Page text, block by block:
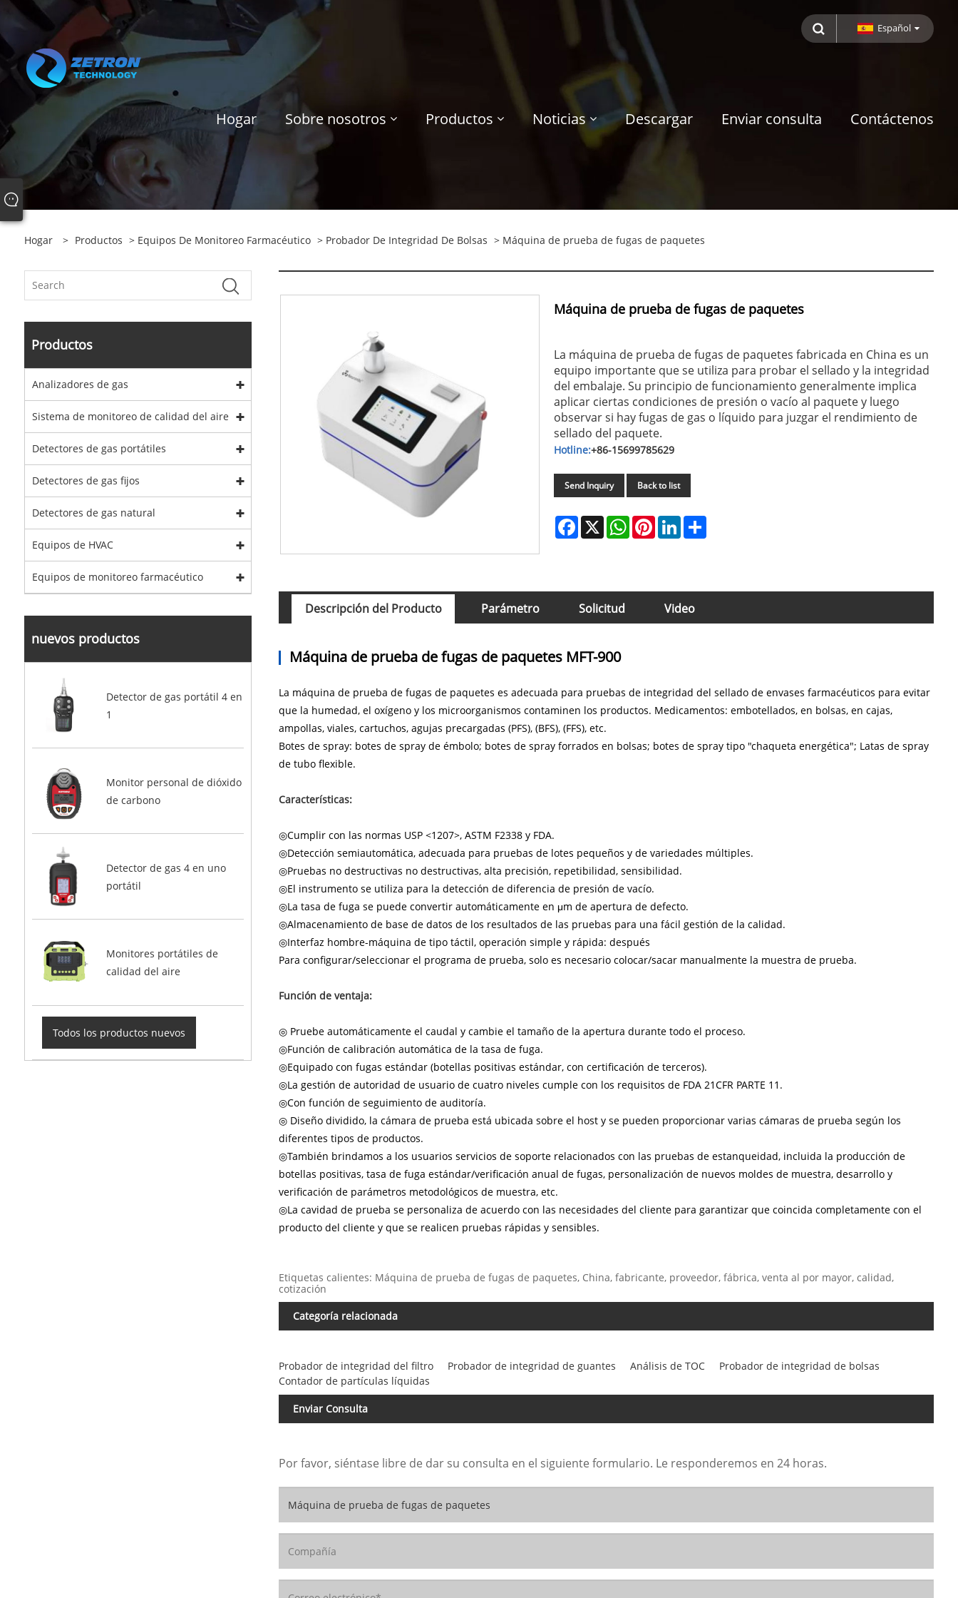
Español
Hogar Sobre nosotros Productos Noticias Descargar Enviar consulta Contáctenos
Hogar > Productos > Equipos De Monitoreo Farmacéutico > Probador De Integridad De Bolsas > Máquina de prueba de fugas de paquetes
Productos
Analizadores de gas
Sistema de monitoreo de calidad del aire
Detectores de gas portátiles
Detectores de gas fijos
Detectores de gas natural
Equipos de HVAC
Equipos de monitoreo farmacéutico
nuevos productos
Detector de gas portátil 4 en
1
Monitor personal de dióxido
de carbono
Detector de gas 4 en uno
portátil
Monitores portátiles de
calidad del aire
Todos los productos nuevos
Máquina de prueba de fugas de paquetes
La máquina de prueba de fugas de paquetes fabricada en China es un
equipo importante que se utiliza para probar el sellado y la integridad
del embalaje. Su principio de funcionamiento generalmente implica
aplicar ciertas condiciones de presión o vacío al paquete y luego
observar si hay fugas de gas o líquido para juzgar el rendimiento de
sellado del paquete.
Hotline:+86-15699785629
Send Inquiry Back to list
Facebook
X WhatsApp
PinterestLinkedIn
Descripción del Producto Parámetro Solicitud Video
Máquina de prueba de fugas de paquetes MFT-900
La máquina de prueba de fugas de paquetes es adecuada para pruebas de integridad del sellado de envases farmacéuticos para evitar
que la humedad, el oxígeno y los microorganismos contaminen los productos. Medicamentos: embotellados, en bolsas, en cajas,
ampollas, viales, cartuchos, agujas precargadas (PFS), (BFS), (FFS), etc.
Botes de spray: botes de spray de émbolo; botes de spray forrados en bolsas; botes de spray tipo "chaqueta energética"; Latas de spray
de tubo flexible.
Características:
◎Cumplir con las normas USP <1207>, ASTM F2338 y FDA.
◎Detección semiautomática, adecuada para pruebas de lotes pequeños y de variedades múltiples.
◎Pruebas no destructivas no destructivas, alta precisión, repetibilidad, sensibilidad.
◎El instrumento se utiliza para la detección de diferencia de presión de vacío.
◎La tasa de fuga se puede convertir automáticamente en μm de apertura de defecto.
◎Almacenamiento de base de datos de los resultados de las pruebas para una fácil gestión de la calidad.
◎Interfaz hombre-máquina de tipo táctil, operación simple y rápida: después
Para configurar/seleccionar el programa de prueba, solo es necesario colocar/sacar manualmente la muestra de prueba.
Función de ventaja:
◎ Pruebe automáticamente el caudal y cambie el tamaño de la apertura durante todo el proceso.
◎Función de calibración automática de la tasa de fuga.
◎Equipado con fugas estándar (botellas positivas estándar, con certificación de terceros).
◎La gestión de autoridad de usuario de cuatro niveles cumple con los requisitos de FDA 21CFR PARTE 11.
◎Con función de seguimiento de auditoría.
◎ Diseño dividido, la cámara de prueba está ubicada sobre el host y se pueden proporcionar varias cámaras de prueba según los
diferentes tipos de productos.
◎También brindamos a los usuarios servicios de soporte relacionados con las pruebas de estanqueidad, incluida la producción de
botellas positivas, tasa de fuga estándar/verificación anual de fugas, personalización de nuevos moldes de muestra, desarrollo y
verificación de parámetros metodológicos de muestra, etc.
◎La cavidad de prueba se personaliza de acuerdo con las necesidades del cliente para garantizar que coincida completamente con el
producto del cliente y que se realicen pruebas rápidas y sensibles.
Etiquetas calientes: Máquina de prueba de fugas de paquetes, China, fabricante, proveedor, fábrica, venta al por mayor, calidad,
cotización
Categoría relacionada
Probador de integridad del filtro Probador de integridad de guantes Análisis de TOC
Probador de integridad de bolsas
Contador de partículas líquidas
Enviar Consulta
Por favor, siéntase libre de dar su consulta en el siguiente formulario. Le responderemos en 24 horas.